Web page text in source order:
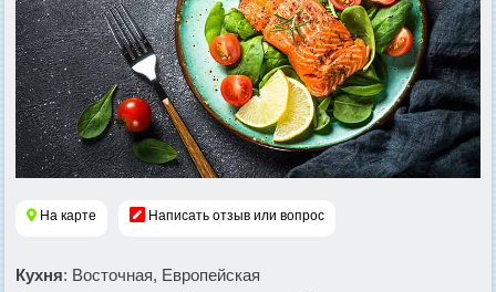
На карте Написать отзыв или вопрос
Кухня: Восточная, Европейская